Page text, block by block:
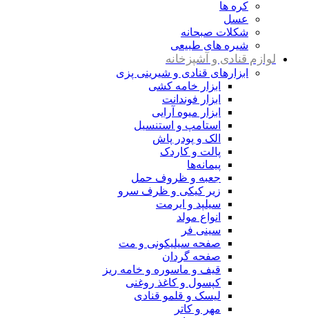
کره ها
عسل
شکلات صبحانه
شیره های طبیعی
لوازم قنادی و آشپزخانه
ابزارهای قنادی و شیرینی پزی
ابزار خامه کشی
ابزار فوندانت
ابزار میوه آرایی
استامپ و استنسیل
الک و پودر پاش
پالت و کاردک
پیمانه‌ها
جعبه و ظروف حمل
زیر کیکی و ظرف سرو
سیلپد و ایرمت
انواع مولد
سینی فر
صفحه سیلیکونی و مت
صفحه گردان
قیف و ماسوره و خامه ریز
کپسول و کاغذ روغنی
لیسک و قلمو قنادی
مهر و کاتر